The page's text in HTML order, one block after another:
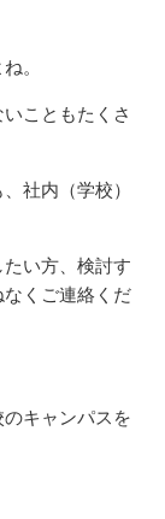
。
こともたくさ
社内（学校）
い方、検討す
くご連絡くだ
キャンパスを